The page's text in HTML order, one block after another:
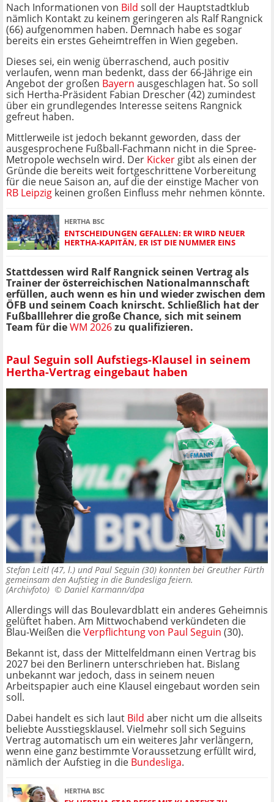
Nach Informationen von Bild soll der Hauptstadtklub
nämlich Kontakt zu keinem geringeren als Ralf Rangnick
(66) aufgenommen haben. Demnach habe es sogar
bereits ein erstes Geheimtreffen in Wien gegeben.
Dieses sei, ein wenig überraschend, auch positiv
verlaufen, wenn man bedenkt, dass der 66-Jährige ein
Angebot der großen Bayern ausgeschlagen hat. So soll
sich Hertha-Präsident Fabian Drescher (42) zumindest
über ein grundlegendes Interesse seitens Rangnick
gefreut haben.
Mittlerweile ist jedoch bekannt geworden, dass der
ausgesprochene Fußball-Fachmann nicht in die Spree-
Metropole wechseln wird. Der Kicker gibt als einen der
Gründe die bereits weit fortgeschrittene Vorbereitung
für die neue Saison an, auf die der einstige Macher von
RB Leipzig keinen großen Einfluss mehr nehmen könnte.
HERTHA BSC
ENTSCHEIDUNGEN GEFALLEN: ER WIRD NEUER
HERTHA-KAPITÄN, ER IST DIE NUMMER EINS
Stattdessen wird Ralf Rangnick seinen Vertrag als
Trainer der österreichischen Nationalmannschaft
erfüllen, auch wenn es hin und wieder zwischen dem
ÖFB und seinem Coach knirscht. Schließlich hat der
Fußballlehrer die große Chance, sich mit seinem
Team für dieWM 2026zu qualifizieren.
Paul Seguin soll Aufstiegs-Klausel in seinem
Hertha-Vertrag eingebaut haben
Stefan Leitl (47, l.) und Paul Seguin (30) konnten bei Greuther Fürth
gemeinsam den Aufstieg in die Bundesliga feiern.
(Archivfoto) © Daniel Karmann/dpa
Allerdings will das Boulevardblatt ein anderes Geheimnis
gelüftet haben. Am Mittwochabend verkündeten die
Blau-Weißen dieVerpflichtung von Paul Seguin (30).
Bekannt ist, dass der Mittelfeldmann einen Vertrag bis
2027 bei den Berlinern unterschrieben hat. Bislang
unbekannt war jedoch, dass in seinem neuen
Arbeitspapier auch eine Klausel eingebaut worden sein
soll.
Dabei handelt es sich laut Bild aber nicht um die allseits
beliebte Ausstiegsklausel. Vielmehr soll sich Seguins
Vertrag automatisch um ein weiteres Jahr verlängern,
wenn eine ganz bestimmte Voraussetzung erfüllt wird,
nämlich der Aufstieg in die Bundesliga.
HERTHA BSC